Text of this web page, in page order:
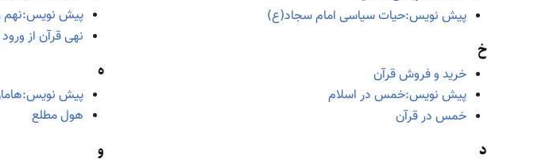
پیش نویس:حیات سیاسی امام سجاد(ع)
خ
خرید و فروش قرآن
پیش نویس:خمس در اسلام
خمس در قرآن
د
پیش نویس:نهم
نهی قرآن از
ه
پیش
هول مطلع
و